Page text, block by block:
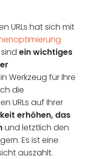
URLs hat sich mit
ein wichtiges
Werkzeug für Ihre
die
URLs auf Ihrer
erhöhen, das
und letztlich den
Es ist eine
auszahlt.